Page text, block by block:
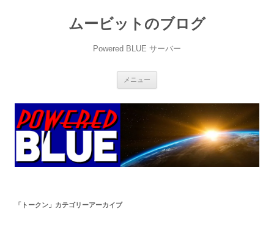
ムービットのブログ
Powered BLUE サーバー
メニュー
ツ
ッ
プ
「 トークン 」カテゴリーアーカイブ